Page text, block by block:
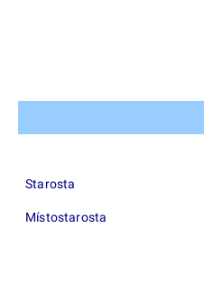
Starosta
Místostarosta